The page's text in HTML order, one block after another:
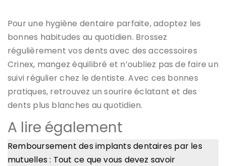
Pour une hygiène dentaire parfaite, adoptez les
bonnes habitudes au quotidien. Brossez
régulièrement vos dents avec des accessoires
Crinex, mangez équilibré et n’oubliez pas de faire un
suivi régulier chez le dentiste. Avec ces bonnes
pratiques, retrouvez un sourire éclatant et des
dents plus blanches au quotidien.
A lire également
Remboursement des implants dentaires par les
mutuelles : Tout ce que vous devez savoir